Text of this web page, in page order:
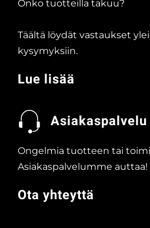
Onko tuotteilla takuu?
Täältä löydät vastaukset
kysymyksiin.
Lue lisää
Asiakaspalvelu
Ongelmia tuotteen tai
Asiakaspalvelumme auttaa!
Ota yhteyttä